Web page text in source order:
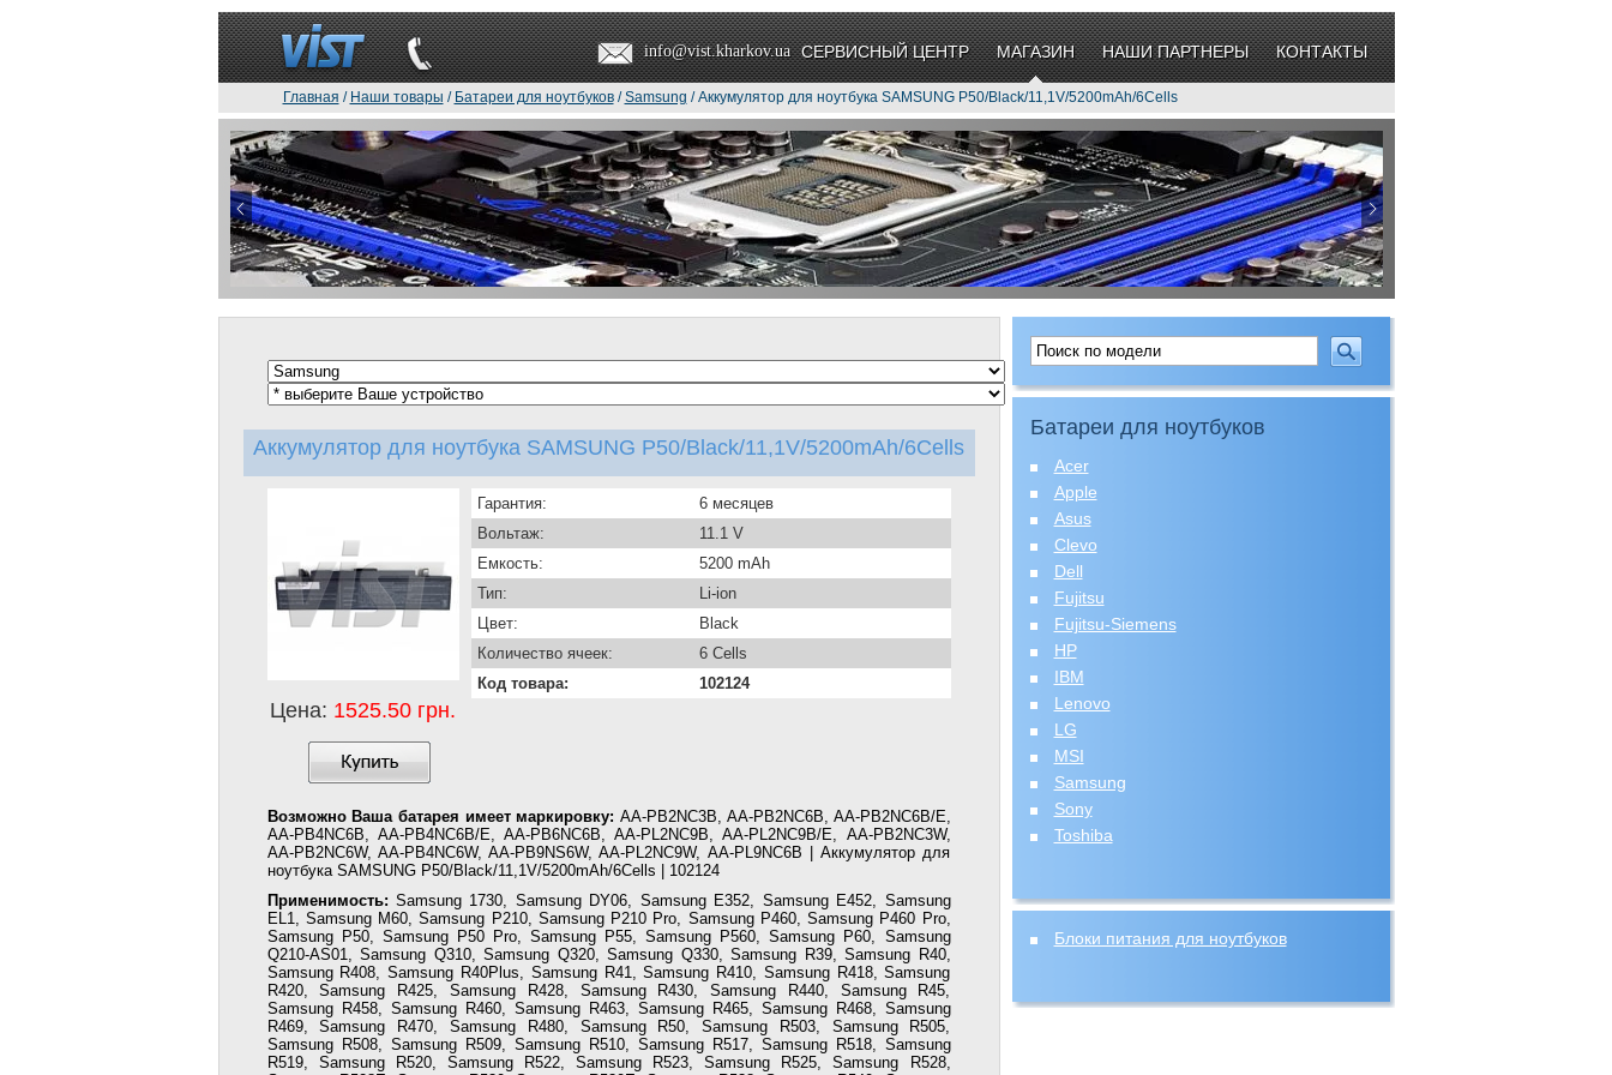
info@vist.kharkov.ua СЕРВИСНЫЙ ЦЕНТР МАГАЗИН НАШИ ПАРТНЕРЫ КОНТАКТЫ
Главная / Наши товары / Батареи для ноутбуков/Samsung / Аккумулятор для ноутбука SAMSUNG P50/Black/11,1V/5200mAh/6Cells
Батареи для ноутбуков
Acer
Apple
Asus
Clevo
Dell
Fujitsu
Fujitsu-Siemens
HP
IBM
Lenovo
LG
MSI
Samsung
Sony
Toshiba
Блоки питания для ноутбуков
Аккумулятор для ноутбука SAMSUNG P50/Black/11,1V/5200mAh/6Cells
Цена: 1525.50 грн.
Гарантия:
6 месяцев
Вольтаж:
11.1 V
Емкость:
5200 mAh
Тип:
Li-ion
Цвет:
Black
Количество ячеек:
6 Cells
Код товара:
102124
Возможно Ваша батарея имеет маркировку: AA-PB2NC3B, AA-PB2NC6B, AA-PB2NC6B/E,
AA-PB4NC6B, AA-PB4NC6B/E, AA-PB6NC6B, AA-PL2NC9B, AA-PL2NC9B/E, AA-PB2NC3W,
AA-PB2NC6W, AA-PB4NC6W, AA-PB9NS6W, AA-PL2NC9W, AA-PL9NC6B | Аккумулятор для
ноутбука SAMSUNG P50/Black/11,1V/5200mAh/6Cells | 102124
Применимость: Samsung 1730, Samsung DY06, Samsung E352, Samsung E452, Samsung
EL1, Samsung M60, Samsung P210, Samsung P210 Pro, Samsung P460, Samsung P460 Pro,
Samsung P50, Samsung P50 Pro, Samsung P55, Samsung P560, Samsung P60, Samsung
Q210-AS01, Samsung Q310, Samsung Q320, Samsung Q330, Samsung R39, Samsung R40,
Samsung R408, Samsung R40Plus, Samsung R41, Samsung R410, Samsung R418, Samsung
R420, Samsung R425, Samsung R428, Samsung R430, Samsung R440, Samsung R45,
Samsung R458, Samsung R460, Samsung R463, Samsung R465, Samsung R468, Samsung
R469, Samsung R470, Samsung R480, Samsung R50, Samsung R503, Samsung R505,
Samsung R508, Samsung R509, Samsung R510, Samsung R517, Samsung R518, Samsung
R519, Samsung R520, Samsung R522, Samsung R523, Samsung R525, Samsung R528,